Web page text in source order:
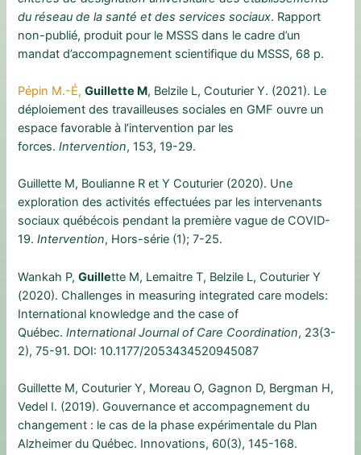
du réseau de la santé et des services sociaux. Rapport
non-publié, produit pour le MSSS dans le cadre d’un
mandat d’accompagnement scientifique du MSSS, 68 p.
Pépin M.-É,Guillette M, Belzile L, Couturier Y. (2021). Le
déploiement des travailleuses sociales en GMF ouvre un
espace favorable à l’intervention par les
forces.Intervention, 153, 19-29.
Guillette M, Boulianne R et Y Couturier (2020). Une
exploration des activités effectuées par les intervenants
sociaux québécois pendant la première vague de COVID-
19.Intervention, Hors-série (1); 7-25.
Wankah P,Guillette M, Lemaitre T, Belzile L, Couturier Y
(2020). Challenges in measuring integrated care models:
International knowledge and the case of
Québec.International Journal of Care Coordination, 23(3-
2), 75-91. DOI: 10.1177/2053434520945087
Guillette M, Couturier Y, Moreau O, Gagnon D, Bergman H,
Vedel I. (2019). Gouvernance et accompagnement du
changement : le cas de la phase expérimentale du Plan
Alzheimer du Québec. Innovations, 60(3), 145-168.